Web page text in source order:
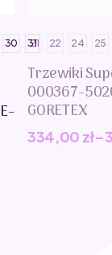
30
31
21 22 24 25
Trzewiki
000367-
GORETEX
334,00 zł–